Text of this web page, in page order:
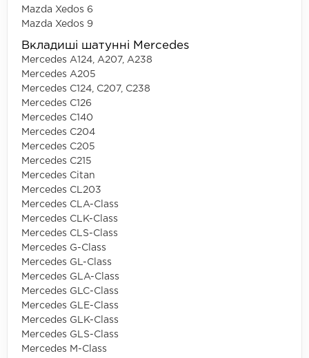
Mazda Xedos 6
Mazda Xedos 9
Вкладиші шатунні Mercedes
Mercedes A124, A207, A238
Mercedes A205
Mercedes C124, C207, C238
Mercedes C126
Mercedes C140
Mercedes C204
Mercedes C205
Mercedes C215
Mercedes Citan
Mercedes CL203
Mercedes CLA-Class
Mercedes CLK-Class
Mercedes CLS-Class
Mercedes G-Class
Mercedes GL-Class
Mercedes GLA-Class
Mercedes GLC-Class
Mercedes GLE-Class
Mercedes GLK-Class
Mercedes GLS-Class
Mercedes M-Class